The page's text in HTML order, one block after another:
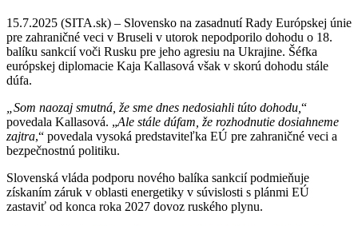
15.7.2025 (SITA.sk) – Slovensko na zasadnutí Rady Európskej únie
pre zahraničné veci v Bruseli v utorok nepodporilo dohodu o 18.
balíku sankcií voči Rusku pre jeho agresiu na Ukrajine. Šéfka
európskej diplomacie Kaja Kallasová však v skorú dohodu stále
dúfa.
„Som naozaj smutná, že sme dnes nedosiahli túto dohodu, “
povedala Kallasová. „Ale stále dúfam, že rozhodnutie dosiahneme
zajtra,“ povedala vysoká predstaviteľka EÚ pre zahraničné veci a
bezpečnostnú politiku.
Slovenská vláda podporu nového balíka sankcií podmieňuje
získaním záruk v oblasti energetiky v súvislosti s plánmi EÚ
zastaviť od konca roka 2027 dovoz ruského plynu.